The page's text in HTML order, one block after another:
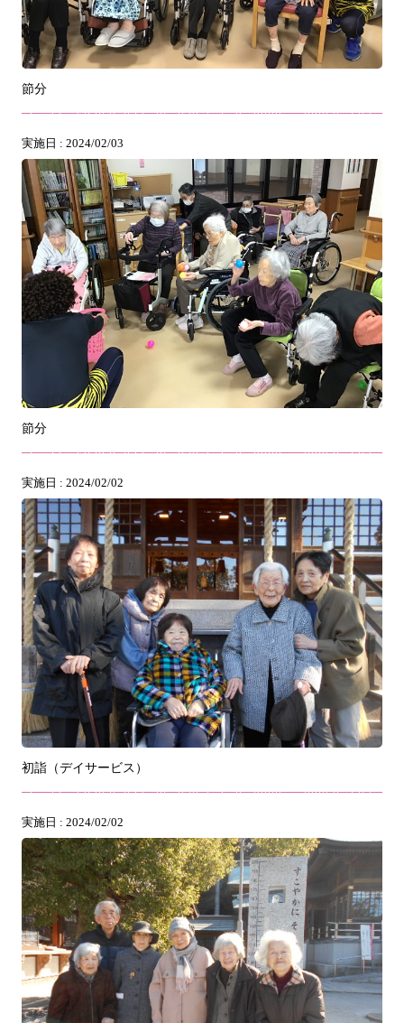
節分
実施日 : 2024/02/03
節分
実施日 : 2024/02/02
初詣（デイサービス）
実施日 : 2024/02/02